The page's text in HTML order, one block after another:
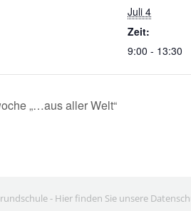
Juli 4
Zeit:
9:00 - 13:30
„…aus aller Welt“
- Hier finden Sie unsere